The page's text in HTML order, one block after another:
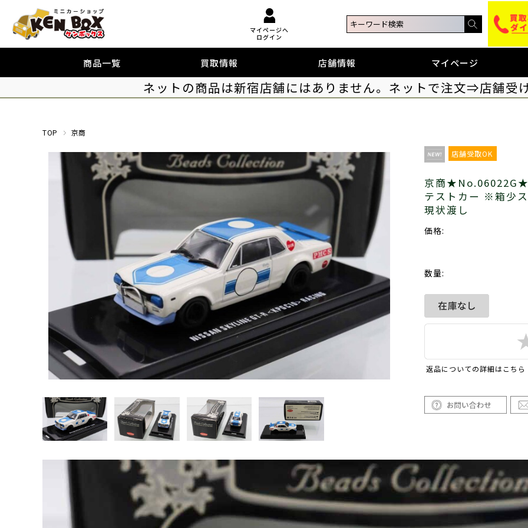
マイページへ
ログイン
商品一覧 買取情報 店舗情報 マイページ
ネットの商品は新宿店舗にはありません。ネットで注文⇒店舗受
TOP 京商
店舗受取OK
京商★No.06022G★
テストカー ※箱少
現状渡し
価格:
数量:
返品についての詳細はこちら